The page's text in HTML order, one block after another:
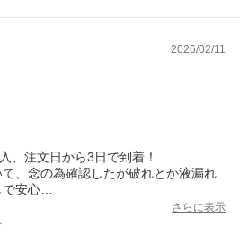
2026/02/11
、注文日から3日で到着！
、念の為確認したが破れとか液漏れ
で安心
みです！
さらに表示